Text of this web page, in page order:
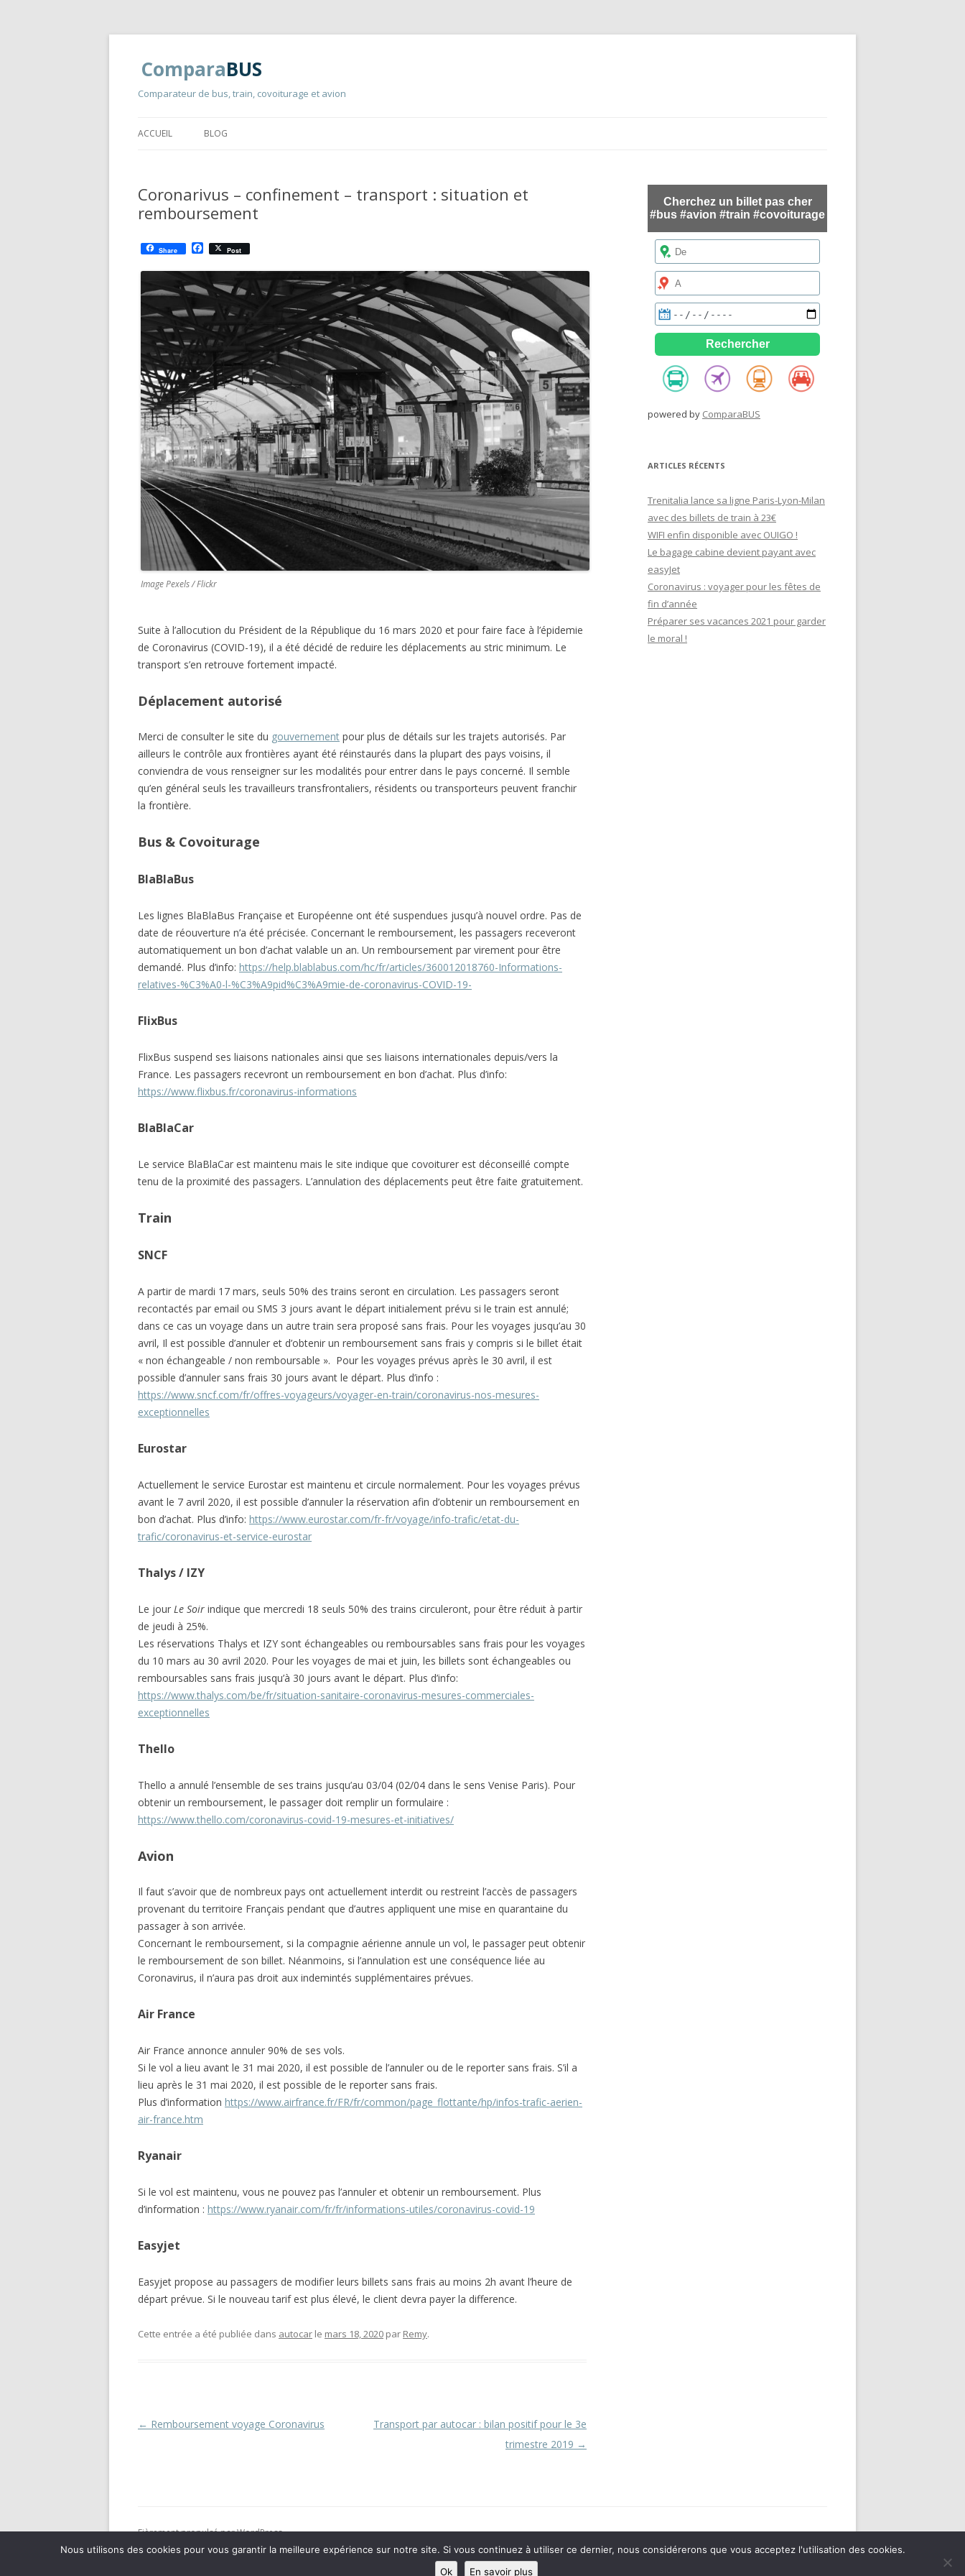
ComparaBUS
Comparateur de bus, train, covoiturage et avion
ACCUEIL BLOG
Coronarivus – confinement – transport : situation et
remboursement
Share
a
c
b
o
o
k
Post
Image Pexels / Flickr
Suite à l’allocution du Président de la République du 16 mars 2020 et pour faire face à l’épidemie
de Coronavirus (COVID-19), il a été décidé de reduire les déplacements au stric minimum. Le
transport s’en retrouve fortement impacté.
Déplacement autorisé
Merci de consulter le site du gouvernement pour plus de détails sur les trajets autorisés. Par
ailleurs le contrôle aux frontières ayant été réinstaurés dans la plupart des pays voisins, il
conviendra de vous renseigner sur les modalités pour entrer dans le pays concerné. Il semble
qu’en général seuls les travailleurs transfrontaliers, résidents ou transporteurs peuvent franchir
la frontière.
Bus & Covoiturage
BlaBlaBus
Les lignes BlaBlaBus Française et Européenne ont été suspendues jusqu’à nouvel ordre. Pas de
date de réouverture n’a été précisée. Concernant le remboursement, les passagers receveront
automatiquement un bon d’achat valable un an. Un remboursement par virement pour être
demandé. Plus d’info: https://help.blablabus.com/hc/fr/articles/360012018760-Informations-
relatives-%C3%A0-l-%C3%A9pid%C3%A9mie-de-coronavirus-COVID-19-
FlixBus
FlixBus suspend ses liaisons nationales ainsi que ses liaisons internationales depuis/vers la
France. Les passagers recevront un remboursement en bon d’achat. Plus d’info:
https://www.flixbus.fr/coronavirus-informations
BlaBlaCar
Le service BlaBlaCar est maintenu mais le site indique que covoiturer est déconseillé compte
tenu de la proximité des passagers. L’annulation des déplacements peut être faite gratuitement.
Train
SNCF
A partir de mardi 17 mars, seuls 50% des trains seront en circulation. Les passagers seront
recontactés par email ou SMS 3 jours avant le départ initialement prévu si le train est annulé;
dans ce cas un voyage dans un autre train sera proposé sans frais. Pour les voyages jusqu’au 30
avril, Il est possible d’annuler et d’obtenir un remboursement sans frais y compris si le billet était
« non échangeable / non remboursable ». Pour les voyages prévus après le 30 avril, il est
possible d’annuler sans frais 30 jours avant le départ. Plus d’info :
https://www.sncf.com/fr/offres-voyageurs/voyager-en-train/coronavirus-nos-mesures-
exceptionnelles
Eurostar
Actuellement le service Eurostar est maintenu et circule normalement. Pour les voyages prévus
avant le 7 avril 2020, il est possible d’annuler la réservation afin d’obtenir un remboursement en
bon d’achat. Plus d’info: https://www.eurostar.com/fr-fr/voyage/info-trafic/etat-du-
trafic/coronavirus-et-service-eurostar
Thalys / IZY
Le jour Le Soir indique que mercredi 18 seuls 50% des trains circuleront, pour être réduit à partir
de jeudi à 25%.
Les réservations Thalys et IZY sont échangeables ou remboursables sans frais pour les voyages
du 10 mars au 30 avril 2020. Pour les voyages de mai et juin, les billets sont échangeables ou
remboursables sans frais jusqu’à 30 jours avant le départ. Plus d’info:
https://www.thalys.com/be/fr/situation-sanitaire-coronavirus-mesures-commerciales-
exceptionnelles
Thello
Thello a annulé l’ensemble de ses trains jusqu’au 03/04 (02/04 dans le sens Venise Paris). Pour
obtenir un remboursement, le passager doit remplir un formulaire :
https://www.thello.com/coronavirus-covid-19-mesures-et-initiatives/
Avion
Il faut s’avoir que de nombreux pays ont actuellement interdit ou restreint l’accès de passagers
provenant du territoire Français pendant que d’autres appliquent une mise en quarantaine du
passager à son arrivée.
Concernant le remboursement, si la compagnie aérienne annule un vol, le passager peut obtenir
le remboursement de son billet. Néanmoins, si l’annulation est une conséquence liée au
Coronavirus, il n’aura pas droit aux indemintés supplémentaires prévues.
Air France
Air France annonce annuler 90% de ses vols.
Si le vol a lieu avant le 31 mai 2020, il est possible de l’annuler ou de le reporter sans frais. S’il a
lieu après le 31 mai 2020, il est possible de le reporter sans frais.
Plus d’information https://www.airfrance.fr/FR/fr/common/page_flottante/hp/infos-trafic-aerien-
air-france.htm
Ryanair
Si le vol est maintenu, vous ne pouvez pas l’annuler et obtenir un remboursement. Plus
d’information : https://www.ryanair.com/fr/fr/informations-utiles/coronavirus-covid-19
Easyjet
Easyjet propose au passagers de modifier leurs billets sans frais au moins 2h avant l’heure de
départ prévue. Si le nouveau tarif est plus élevé, le client devra payer la difference.
Cette entrée a été publiée dans autocar le mars 18, 2020 par Remy.
Navigation
← Remboursement voyage Coronavirus
Transport par autocar : bilan positif pour le 3e
trimestre 2019 →
powered by ComparaBUS
ARTICLES RÉCENTS
Trenitalia lance sa ligne Paris-Lyon-Milan
avec des billets de train à 23€
WIFI enfin disponible avec OUIGO !
Le bagage cabine devient payant avec
easyJet
Coronavirus : voyager pour les fêtes de
fin d’année
Préparer ses vacances 2021 pour garder
le moral !
Fièrement propulsé par WordPress
Nous utilisons des cookies pour vous garantir la meilleure expérience sur notre site. Si vous continuez à utiliser ce dernier, nous considérerons que vous acceptez l'utilisation des cookies.
Ok
En savoir plus